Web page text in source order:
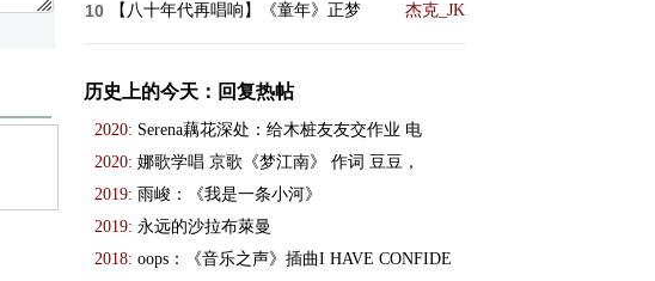
10 【八十年代再唱响】《童年》正梦 杰克_JK
历史上的今天：回复热帖
2020: Serena藕花深处：给木桩友友交作业 电
2020: 娜歌学唱 京歌《梦江南》 作词 豆豆，
2019: 雨峻：《我是一条小河》
2019: 永远的沙拉布萊曼
2018: oops：《音乐之声》插曲I HAVE CONFIDE